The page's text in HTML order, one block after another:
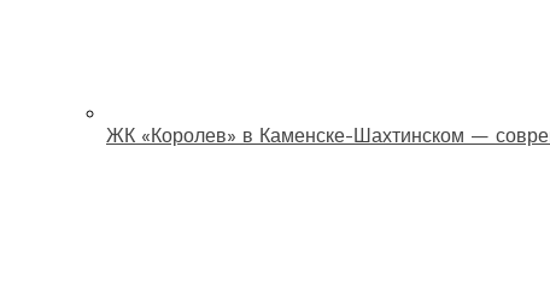
ЖК «Королев» в Каменске-Шахтинском —